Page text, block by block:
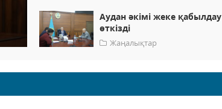
Аудан әкімі жеке қабылдау
өткізді
Жаңалықтар